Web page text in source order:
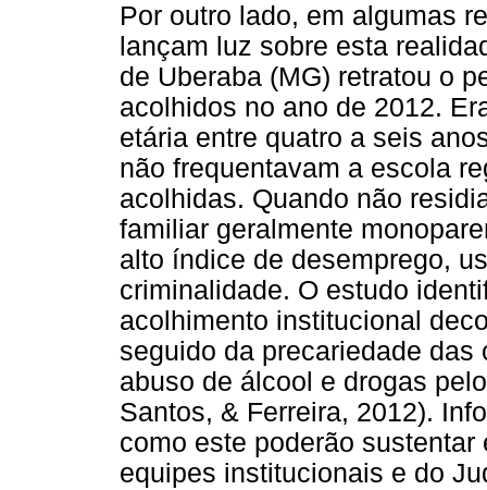
Por outro lado, em algumas
lançam luz sobre esta
de Uberaba (MG) retratou o
acolhidos no ano de 2012.
etária entre quatro a seis
não frequentavam a escola
acolhidas. Quando não
familiar geralmente
alto índice de desemprego,
criminalidade. O estudo
acolhimento institucional
seguido da precariedade
abuso de álcool e drogas
Santos, & Ferreira, 2012).
como este poderão
equipes institucionais e do